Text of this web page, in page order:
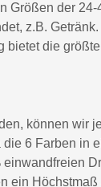
der
z.B.
die
können wir
6 Farben in
ein Höchstmaß